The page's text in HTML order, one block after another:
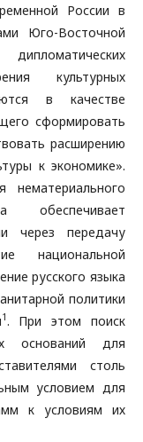
России в
Юго-Восточной
культурных
в качестве
сформировать
расширению
к экономике».
обеспечивает
через передачу
национальной
русского языка
политики
1. При этом поиск
оснований для
столь
условием для
к условиям их